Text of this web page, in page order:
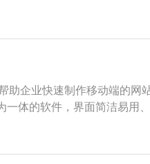
企业快速制作移动端的网
体的软件，界面简洁易用